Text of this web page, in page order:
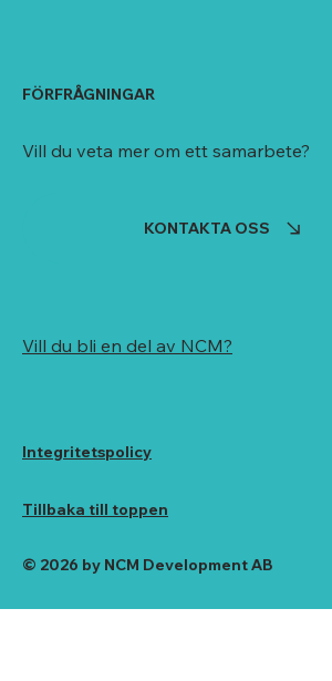
FÖRFRÅGNINGAR
Vill du veta mer om ett samarbete?
KONTAKTA OSS
Vill du bli en del av NCM?
Integritetspolicy
© 2026 by NCM Development AB
Tillbaka till toppen